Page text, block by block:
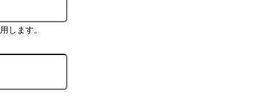
します。